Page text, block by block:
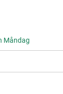
Måndag